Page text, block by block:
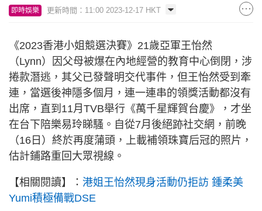
即時娛樂 更新時間：11:00 2023-12-17 HKT
《2023香港小姐競選決賽》21歲亞軍王怡然
（Lynn）因父母被爆在內地經營的教育中心倒閉，涉
捲款潛逃，其父已發聲明交代事件，但王怡然受到牽
連，當選後神隱多個月，連一連串的領獎活動都沒有
出席，直到11月TVB舉行《萬千星輝賀台慶》，才坐
在台下陪樂易玲睇騷。自從7月後絕跡社交網，前晚
（16日）終於再度蒲頭，上載補領珠寶后冠的照片，
估計鋪路重回大眾視線。
【相關閱讀】： 港姐王怡然現身活動仍拒訪 鍾柔美
Yumi積極備戰DSE